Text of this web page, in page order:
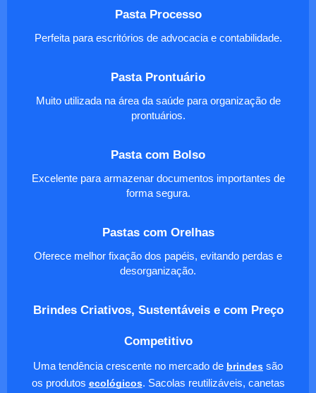
Pasta Processo
Perfeita para escritórios de advocacia e contabilidade.
Pasta Prontuário
Muito utilizada na área da saúde para organização de
prontuários.
Pasta com Bolso
Excelente para armazenar documentos importantes de
forma segura.
Pastas com Orelhas
Oferece melhor fixação dos papéis, evitando perdas e
desorganização.
Brindes Criativos, Sustentáveis e com Preço
Competitivo
Uma tendência crescente no mercado de brindes são
os produtos ecológicos. Sacolas reutilizáveis, canetas